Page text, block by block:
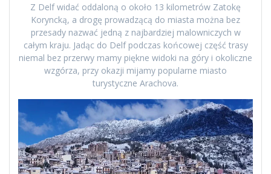
Z Delf widać oddaloną o około 13 kilometrów Zatokę
Koryncką, a drogę prowadzącą do miasta można bez
przesady nazwać jedną z najbardziej malowniczych w
całym kraju. Jadąc do Delf podczas końcowej część trasy
niemal bez przerwy mamy piękne widoki na góry i okoliczne
wzgórza, przy okazji mijamy popularne miasto
turystyczne Arachova.